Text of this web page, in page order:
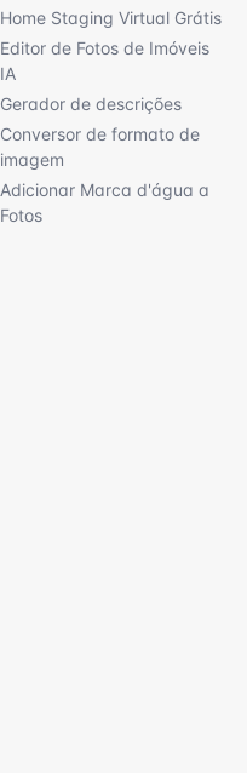
Home Staging Virtual Grátis
Editor de Fotos de Imóveis
IA
Gerador de descrições
Conversor de formato de
imagem
Adicionar Marca d'água a
Fotos